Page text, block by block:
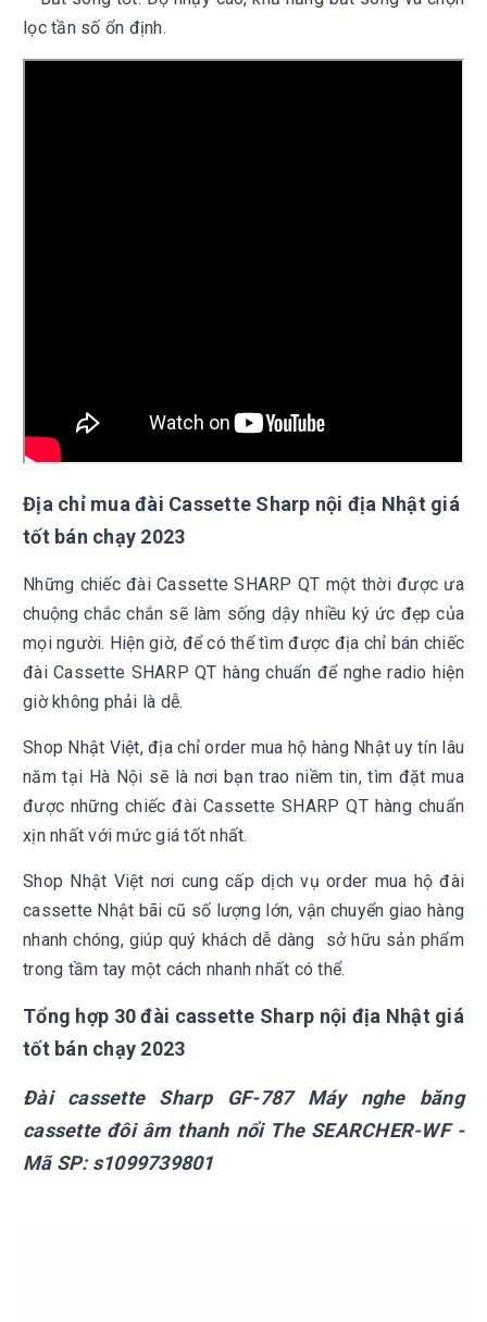
lọc tần số ổn định.
Địa chỉ mua đài Cassette Sharp nội địa Nhật giá
tốt bán chạy 2023
Những chiếc đài Cassette SHARP QT một thời được ưa
chuộng chắc chắn sẽ làm sống dậy nhiều ký ức đẹp của
mọi người. Hiện giờ, để có thể tìm được địa chỉ bán chiếc
đài Cassette SHARP QT hàng chuẩn để nghe radio hiện
giờ không phải là dễ.
Shop Nhật Việt, địa chỉ order mua hộ hàng Nhật uy tín lâu
năm tại Hà Nội sẽ là nơi bạn trao niềm tin, tìm đặt mua
được những chiếc đài Cassette SHARP QT hàng chuẩn
xịn nhất với mức giá tốt nhất.
Shop Nhật Việt nơi cung cấp dịch vụ order mua hộ đài
cassette Nhật bãi cũ số lượng lớn, vận chuyển giao hàng
nhanh chóng, giúp quý khách dễ dàng sở hữu sản phẩm
trong tầm tay một cách nhanh nhất có thể.
Tổng hợp 30 đài cassette Sharp nội địa Nhật giá
tốt bán chạy 2023
Đài cassette Sharp
GF-787 Máy nghe băng
cassette đôi âm thanh nổi The SEARCHER-WF-
Mã SP: s1099739801